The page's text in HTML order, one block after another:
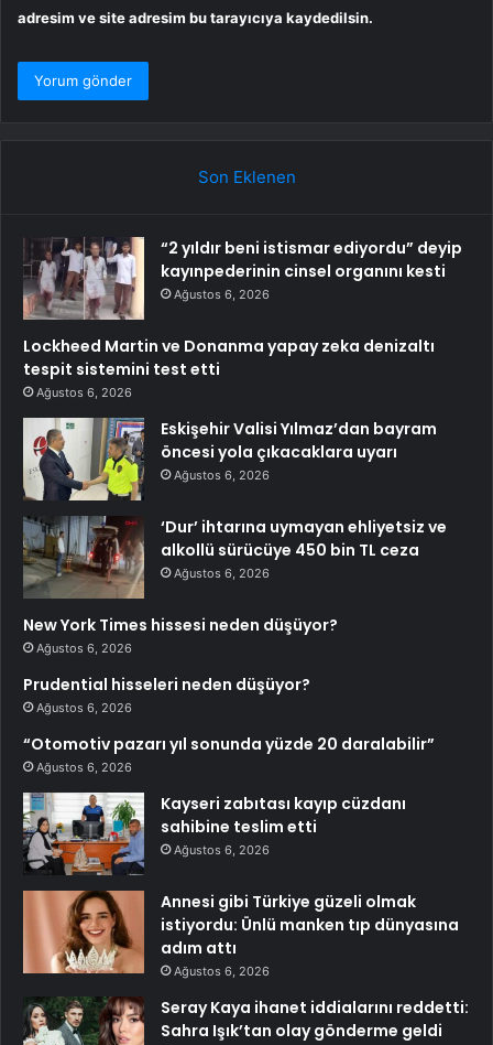
adresim ve site adresim bu tarayıcıya kaydedilsin.
Son Eklenen
“2 yıldır beni istismar ediyordu” deyip
kayınpederinin cinsel organını kesti
Ağustos 6, 2026
Lockheed Martin ve Donanma yapay zeka denizaltı
tespit sistemini test etti
Ağustos 6, 2026
Eskişehir Valisi Yılmaz’dan bayram
öncesi yola çıkacaklara uyarı
Ağustos 6, 2026
‘Dur’ ihtarına uymayan ehliyetsiz ve
alkollü sürücüye 450 bin TL ceza
Ağustos 6, 2026
New York Times hissesi neden düşüyor?
Ağustos 6, 2026
Prudential hisseleri neden düşüyor?
Ağustos 6, 2026
“Otomotiv pazarı yıl sonunda yüzde 20 daralabilir”
Ağustos 6, 2026
Kayseri zabıtası kayıp cüzdanı
sahibine teslim etti
Ağustos 6, 2026
Annesi gibi Türkiye güzeli olmak
istiyordu: Ünlü manken tıp dünyasına
adım attı
Ağustos 6, 2026
Seray Kaya ihanet iddialarını reddetti:
Sahra Işık’tan olay gönderme geldi